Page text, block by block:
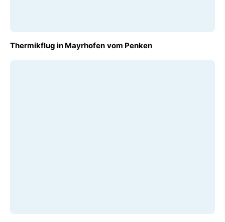
€ 190,00
Thermikflug in Mayrhofen vom Penken